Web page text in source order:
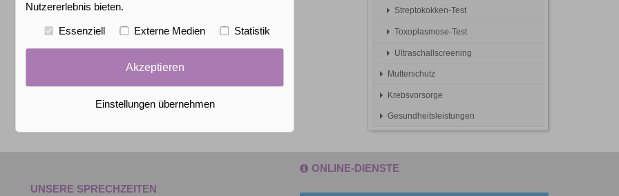
Streptokokken-Test
Toxoplasmose-Test
Ultraschallscreening
Mutterschutz
Krebsvorsorge
Gesundheitsleistungen
UNSERE SPRECHZEITEN
ONLINE-DIENSTE
Nutzererlebnis bieten.
Essenziell Externe Medien Statistik
Akzeptieren
Einstellungen übernehmen